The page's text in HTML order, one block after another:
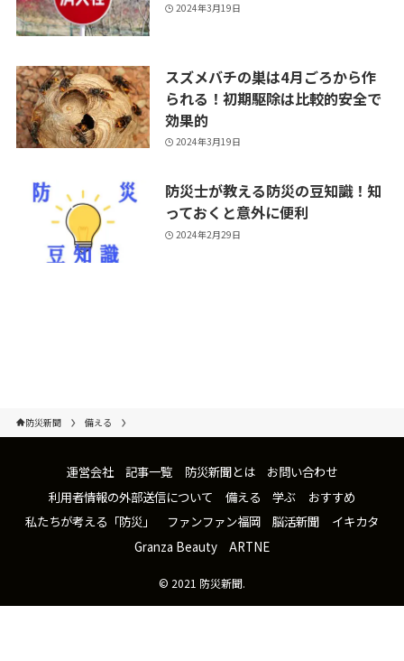
2024年3月19日
スズメバチの巣は4月ごろから作
られる！初期駆除は比較的安全で
効果的
2024年3月19日
防災士が教える防災の豆知識！知
っておくと意外に便利
2024年2月29日
防災新聞 備える
運営会社 記事一覧 防災新聞とは
お問い合わせ
利用者情報の外部送信について
備える 学ぶ
おすすめ
私たちが考える「防災」
ファンファン福岡 脳活新聞
イキカタ
Granza Beauty
ARTNE
© 2021 防災新聞.